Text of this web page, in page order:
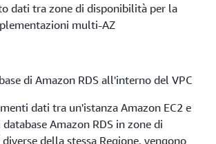
dati tra zone di disponibilità per la
multi-AZ
di Amazon RDS all'interno del VPC
dati tra un'istanza Amazon EC2 e
Amazon RDS in zone di
della stessa Regione, vengono